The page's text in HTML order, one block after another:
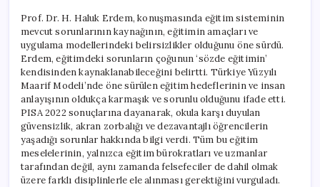
Prof. Dr. H. Haluk Erdem, konuşmasında eğitim sisteminin
mevcut sorunlarının kaynağının, eğitimin amaçları ve
uygulama modellerindeki belirsizlikler olduğunu öne sürdü.
Erdem, eğitimdeki sorunların çoğunun ‘sözde eğitimin’
kendisinden kaynaklanabileceğini belirtti. Türkiye Yüzyılı
Maarif Modeli’nde öne sürülen eğitim hedeflerinin ve insan
anlayışının oldukça karmaşık ve sorunlu olduğunu ifade etti.
PISA 2022 sonuçlarına dayanarak, okula karşı duyulan
güvensizlik, akran zorbalığı ve dezavantajlı öğrencilerin
yaşadığı sorunlar hakkında bilgi verdi. Tüm bu eğitim
meselelerinin, yalnızca eğitim bürokratları ve uzmanlar
tarafından değil, aynı zamanda felsefeciler de dahil olmak
üzere farklı disiplinlerle ele alınması gerektiğini vurguladı.